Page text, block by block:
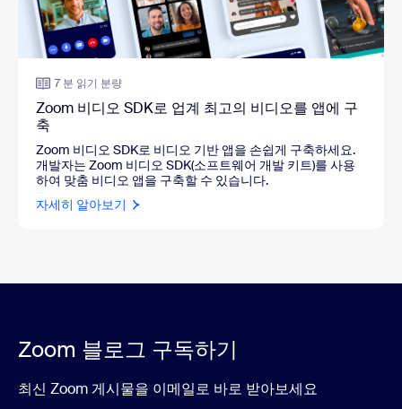
7 분 읽기 분량
Zoom 비디오 SDK로 업계 최고의 비디오를 앱에 구
축
Zoom 비디오 SDK로 비디오 기반 앱을 손쉽게 구축하세요.
개발자는 Zoom 비디오 SDK(소프트웨어 개발 키트)를 사용
하여 맞춤 비디오 앱을 구축할 수 있습니다.
자세히 알아보기
Zoom 블로그 구독하기
최신 Zoom 게시물을 이메일로 바로 받아보세요